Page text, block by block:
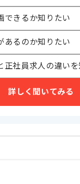
ございます。
できるか知りたい
あるのか知りたい
正社員求人の違い
詳しく聞いてみる